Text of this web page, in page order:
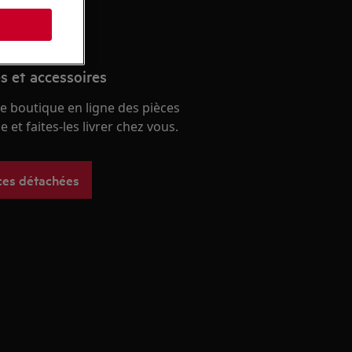
et accessoires
boutique en ligne des pièces
et faites-les livrer chez vous.
détachées